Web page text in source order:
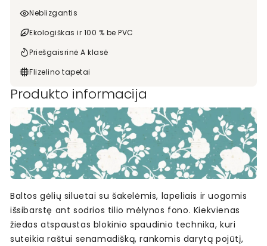
Neblizgantis
Ekologiškas ir 100 % be PVC
Priešgaisrinė A klasė
Flizelino tapetai
Produkto informacija
Baltos gėlių siluetai su šakelėmis, lapeliais ir uogomis
išsibarstę ant sodrios tilio mėlynos fono. Kiekvienas
žiedas atspaustas blokinio spaudinio technika, kuri
suteikia raštui senamadišką, rankomis darytą pojūtį,